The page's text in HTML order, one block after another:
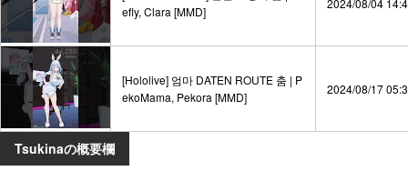
efly, Clara [MMD]
2024/08/04
[Hololive] 엄마 DATEN ROUTE 춤 | P
ekoMama, Pekora [MMD]
2024/08/17
Tsukinaの概要欄